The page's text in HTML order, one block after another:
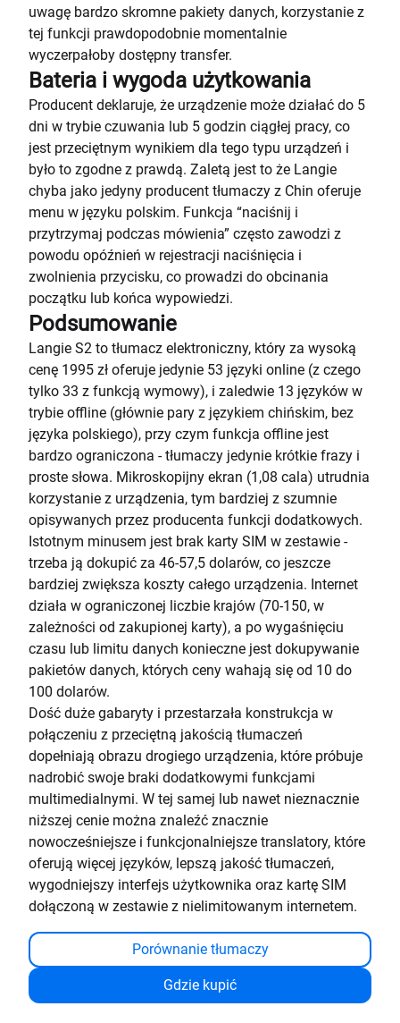
uwagę bardzo skromne pakiety danych, korzystanie z
tej funkcji prawdopodobnie momentalnie
wyczerpałoby dostępny transfer.
Bateria i wygoda użytkowania
Producent deklaruje, że urządzenie może działać do 5
dni w trybie czuwania lub 5 godzin ciągłej pracy, co
jest przeciętnym wynikiem dla tego typu urządzeń i
było to zgodne z prawdą. Zaletą jest to że Langie
chyba jako jedyny producent tłumaczy z Chin oferuje
menu w języku polskim. Funkcja “naciśnij i
przytrzymaj podczas mówienia” często zawodzi z
powodu opóźnień w rejestracji naciśnięcia i
zwolnienia przycisku, co prowadzi do obcinania
początku lub końca wypowiedzi.
Podsumowanie
Langie S2 to tłumacz elektroniczny, który za wysoką
cenę 1995 zł oferuje jedynie 53 języki online (z czego
tylko 33 z funkcją wymowy), i zaledwie 13 języków w
trybie offline (głównie pary z językiem chińskim, bez
języka polskiego), przy czym funkcja offline jest
bardzo ograniczona - tłumaczy jedynie krótkie frazy i
proste słowa. Mikroskopijny ekran (1,08 cala) utrudnia
korzystanie z urządzenia, tym bardziej z szumnie
opisywanych przez producenta funkcji dodatkowych.
Istotnym minusem jest brak karty SIM w zestawie -
trzeba ją dokupić za 46-57,5 dolarów, co jeszcze
bardziej zwiększa koszty całego urządzenia. Internet
działa w ograniczonej liczbie krajów (70-150, w
zależności od zakupionej karty), a po wygaśnięciu
czasu lub limitu danych konieczne jest dokupywanie
pakietów danych, których ceny wahają się od 10 do
100 dolarów.
Dość duże gabaryty i przestarzała konstrukcja w
połączeniu z przeciętną jakością tłumaczeń
dopełniają obrazu drogiego urządzenia, które próbuje
nadrobić swoje braki dodatkowymi funkcjami
multimedialnymi. W tej samej lub nawet nieznacznie
niższej cenie można znaleźć znacznie
nowocześniejsze i funkcjonalniejsze translatory, które
oferują więcej języków, lepszą jakość tłumaczeń,
wygodniejszy interfejs użytkownika oraz kartę SIM
dołączoną w zestawie z nielimitowanym internetem.
Porównanie tłumaczy
Gdzie kupić